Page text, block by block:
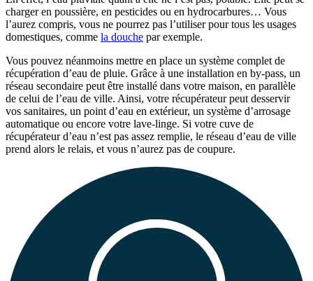
charger en poussière, en pesticides ou en hydrocarbures… Vous
l’aurez compris, vous ne pourrez pas l’utiliser pour tous les usages
domestiques, comme la douche par exemple.
Vous pouvez néanmoins mettre en place un système complet de
récupération d’eau de pluie. Grâce à une installation en by-pass, un
réseau secondaire peut être installé dans votre maison, en parallèle
de celui de l’eau de ville. Ainsi, votre récupérateur peut desservir
vos sanitaires, un point d’eau en extérieur, un système d’arrosage
automatique ou encore votre lave-linge. Si votre cuve de
récupérateur d’eau n’est pas assez remplie, le réseau d’eau de ville
prend alors le relais, et vous n’aurez pas de coupure.